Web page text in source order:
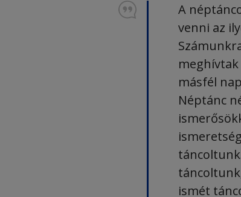
A
venni az
másfél
Néptánc
ismét